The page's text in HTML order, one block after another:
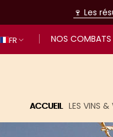
🍷 Les
FR NOS COMBATS
ACCUEIL LES VINS &